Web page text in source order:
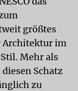
größtes
Architektur im
Mehr als
Schatz
zu